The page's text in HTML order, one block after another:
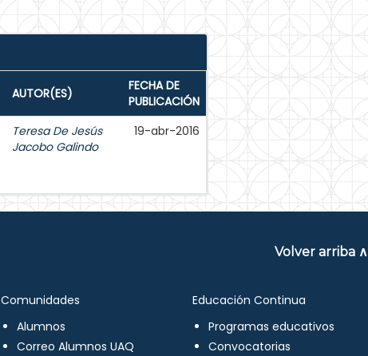
AUTOR(ES)
FECHA DE
PUBLICACIÓN
Teresa De Jesús
Jacobo Galindo
19-abr-2016
Volver arriba ∧
Comunidades
Alumnos
Correo Alumnos UAQ
Educación Continua
Programas educativos
Convocatorias